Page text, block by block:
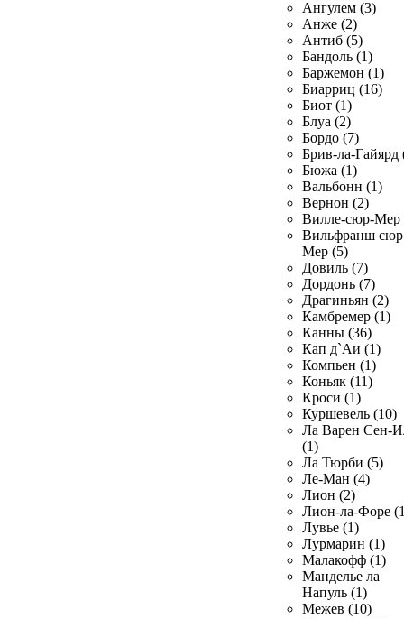
Ангулем (3)
Анже (2)
Антиб (5)
Бандоль (1)
Баржемон (1)
Биарриц (16)
Биот (1)
Блуа (2)
Бордо (7)
Брив-ла-Гайярд
Бюжа (1)
Вальбонн (1)
Вернон (2)
Вилле-сюр-Мер
Вильфранш сюр
Мер (5)
Довиль (7)
Дордонь (7)
Драгиньян (2)
Камбремер (1)
Канны (36)
Кап д`Аи (1)
Компьен (1)
Коньяк (11)
Кроси (1)
Куршевель (10)
Ла Варен Сен-
(1)
Ла Тюрби (5)
Ле-Ман (4)
Лион (2)
Лион-ла-Форе
Лувье (1)
Лурмарин (1)
Малакофф (1)
Манделье ла
Напуль (1)
Межев (10)